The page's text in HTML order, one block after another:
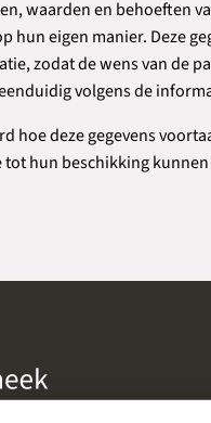
waarden en behoeften
hun eigen manier. Deze
zodat de wens van de
volgens de
hoe deze gegevens
hun beschikking